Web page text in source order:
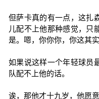
但萨卡真的有一点，这扎
儿配不上他那种感觉，只
是。嗯，你你你，你这其
如果说这样一个年轻球员
队配不上他的话。
诶，那他才十九岁，他愿